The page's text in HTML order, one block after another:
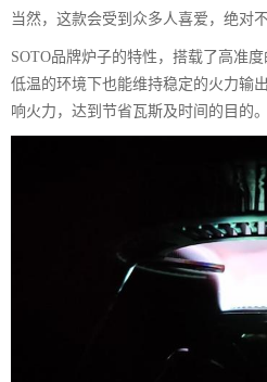
当然，这款会受到众多人喜爱，绝对
SOTO品牌炉子的特性，搭载了高准
低温的环境下也能维持稳定的火力输
响火力，达到节省瓦斯及时间的目的。